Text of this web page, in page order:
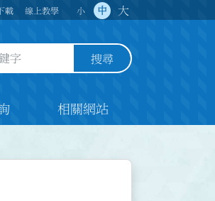
載 線上教學 小 中 大
搜尋
相關網站